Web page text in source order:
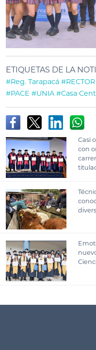
ETIQUETAS DE LA
#Reg. Tarapacá #RECTOR
#PACE #UNIA #Casa
Casi
con